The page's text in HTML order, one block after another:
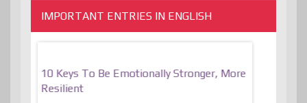
IMPORTANT ENTRIES IN ENGLISH
10 Keys To Be Emotionally Stronger, More
Resilient